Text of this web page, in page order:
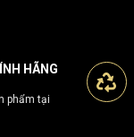
HÃNG
phẩm tại